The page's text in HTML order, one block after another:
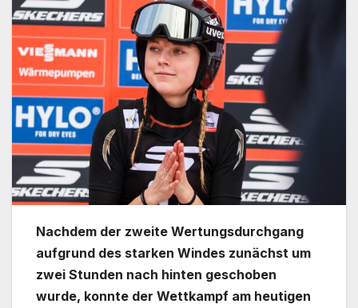
Nachdem der zweite Wertungsdurchgang
aufgrund des starken Windes zunächst um
zwei Stunden nach hinten geschoben
wurde, konnte der Wettkampf am heutigen